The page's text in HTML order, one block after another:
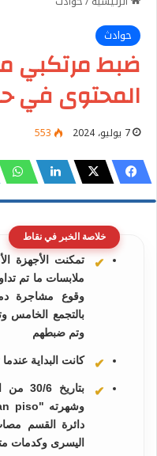
حوادث
ضبط مرتكبي
المحتوى في
7 يوليو، 2024 553
خلاصة الخبر في نقاط
تمكنت الأجهزة
ملابسات ما تم
وقوع مشاجرة
بالتجمع الخامس
وتم ضبطهم
كانت البداية
دائرة القسم
اليسرى وكدمات